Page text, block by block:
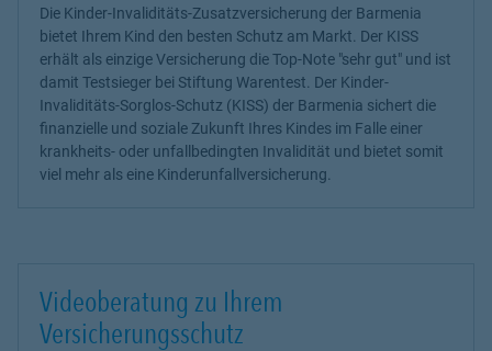
Die Kinder-Invaliditäts-Zusatzversicherung der Barmenia
bietet Ihrem Kind den besten Schutz am Markt. Der KISS
erhält als einzige Versicherung die Top-Note "sehr gut" und ist
damit Testsieger bei Stiftung Warentest. Der Kinder-
Invaliditäts-Sorglos-Schutz (KISS) der Barmenia sichert die
finanzielle und soziale Zukunft Ihres Kindes im Falle einer
krankheits- oder unfallbedingten Invalidität und bietet somit
viel mehr als eine Kinderunfallversicherung.
Videoberatung zu Ihrem
Versicherungsschutz